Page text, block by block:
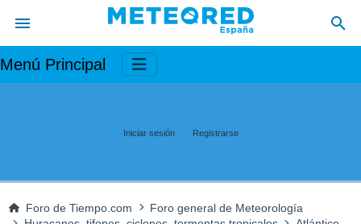
Menú Principal
Iniciar sesión Registrarse
Foro de Tiempo.com
Foro general de Meteorología